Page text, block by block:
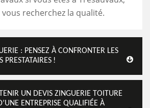
vous recherchez la qualité.
: PENSEZ À CONFRONTER LES
PRESTATAIRES !
UN DEVIS ZINGUERIE TOITURE
ENTREPRISE QUALIFIÉE À